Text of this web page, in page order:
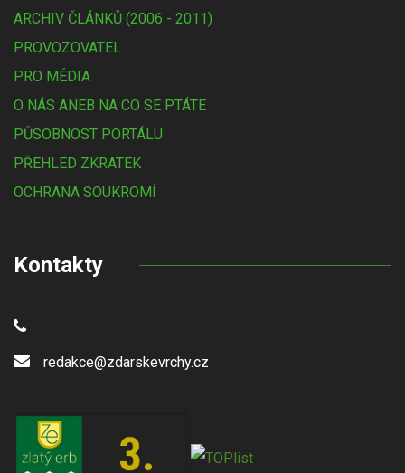
ARCHIV ČLÁNKŮ (2006 - 2011)
PROVOZOVATEL
PRO MÉDIA
O NÁS ANEB NA CO SE PTÁTE
PŮSOBNOST PORTÁLU
PŘEHLED ZKRATEK
OCHRANA SOUKROMÍ
Kontakty
redakce@zdarskevrchy.cz